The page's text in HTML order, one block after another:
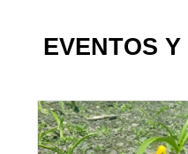
EVENTOS Y